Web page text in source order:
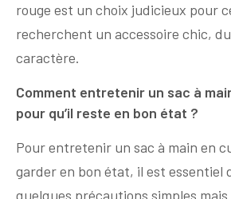
rouge est un choix judicieux pour
recherchent un accessoire chic,
caractère.
Comment entretenir un sac à
pour qu’il reste en bon état ?
Pour entretenir un sac à main en
garder en bon état, il est essentiel
quelques précautions simples